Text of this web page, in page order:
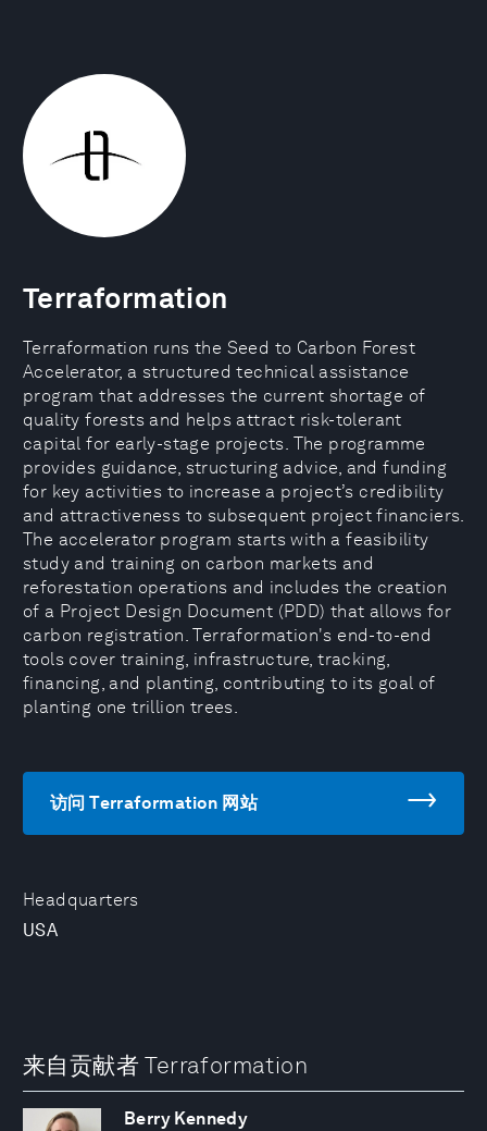
Headquarters
USA
Terraformation
Terraformation runs the Seed to Carbon Forest
Accelerator, a structured technical assistance
program that addresses the current shortage of
quality forests and helps attract risk-tolerant
capital for early-stage projects. The programme
provides guidance, structuring advice, and funding
for key activities to increase a project’s credibility
and attractiveness to subsequent project financiers.
The accelerator program starts with a feasibility
study and training on carbon markets and
reforestation operations and includes the creation
of a Project Design Document (PDD) that allows for
carbon registration. Terraformation's end-to-end
tools cover training, infrastructure, tracking,
financing, and planting, contributing to its goal of
planting one trillion trees.
访问 Terraformation 网站
来自贡献者 Terraformation
Berry Kennedy